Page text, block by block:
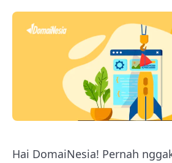
Hai DomaiNesia! Pernah